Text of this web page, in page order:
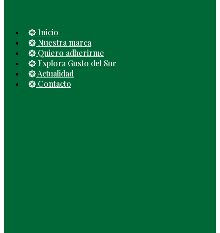
Inicio
Nuestra marca
Quiero adherirme
Explora Gusto del Sur
Actualidad
Contacto